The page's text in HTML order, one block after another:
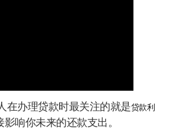
在办理贷款时最关注的就是贷款利
响你未来的还款支出。